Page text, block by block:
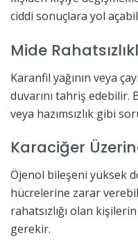
ciddi sonuçlara yol
Mide
Karanfil yağının veya
duvarını tahriş edebilir.
veya hazımsızlık gibi
Karaciğer
Öjenol bileşeni yüksek
hücrelerine zarar
rahatsızlığı olan
gerekir.